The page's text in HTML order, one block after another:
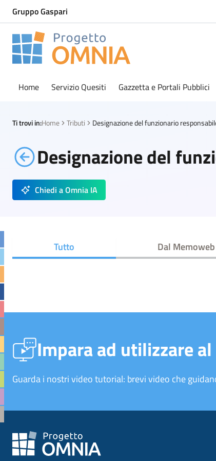
Gruppo Gaspari
Progetto Omnia
Home Servizio Quesiti Gazzetta e Portali Pubblici
Ti trovi in:Home Tributi
Designazione del
Chiedi a Omnia IA
Tutto Dal Memoweb
Impara ad utilizzare
Guarda i nostri video tutorial: brevi video che